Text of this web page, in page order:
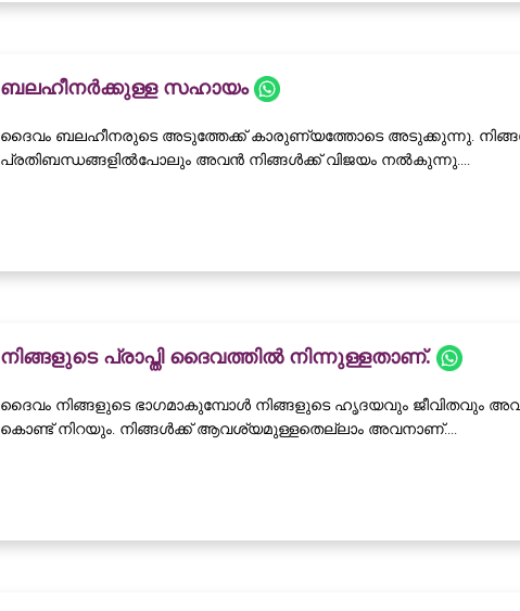
ബലഹീനർക്കുള്ള സഹായം
ദൈവം ബലഹീനരുടെ അടുത്തേക്ക് കാരുണ്യത്തോടെ അടുക്കുന്നു. നിങ്ങൾ
പ്രതിബന്ധങ്ങളിൽപോലും അവൻ നിങ്ങൾക്ക് വിജയം നൽകുന്നു....
നിങ്ങളുടെ പ്രാപ്തി ദൈവത്തിൽ നിന്നുള്ളതാണ്.
ദൈവം നിങ്ങളുടെ ഭാഗമാകുമ്പോൾ നിങ്ങളുടെ ഹൃദയവും ജീവിതവും
കൊണ്ട് നിറയും. നിങ്ങൾക്ക് ആവശ്യമുള്ളതെല്ലാം അവനാണ്....